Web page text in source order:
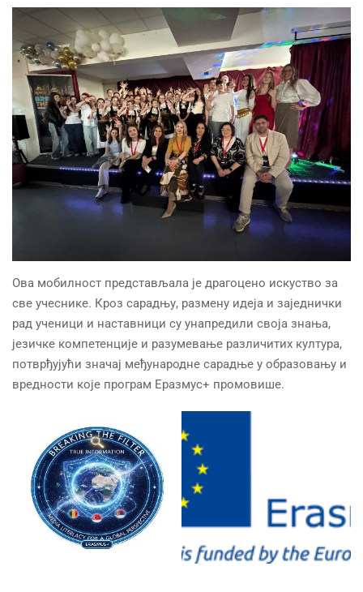
Ова мобилност представљала је драгоцено искуство за
све учеснике. Кроз сарадњу, размену идеја и заједнички
рад ученици и наставници су унапредили своја знања,
језичке компетенције и разумевање различитих култура,
потврђујући значај међународне сарадње у образовању и
вредности које програм Еразмус+ промовише.